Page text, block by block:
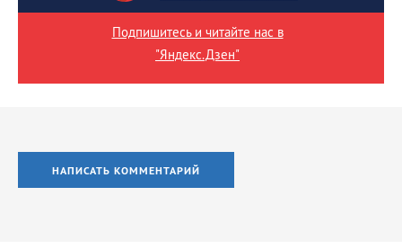
Подпишитесь и читайте нас в
"Яндекс.Дзен"
НАПИСАТЬ КОММЕНТАРИЙ